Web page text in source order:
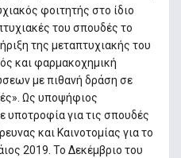
φοιτητής στο ίδιο
του σπουδές το
της μεταπτυχιακής του
και φαρμακοχημική
με πιθανή δράση σε
Ως υποψήφιος
υποτροφία για τις σπουδές
και Καινοτομίας για το
2019. Το Δεκέμβριο του